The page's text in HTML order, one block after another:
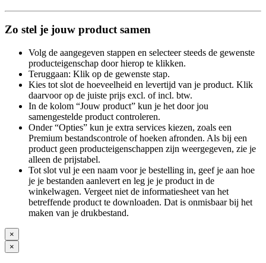
Zo stel je jouw product samen
Volg de aangegeven stappen en selecteer steeds de gewenste
producteigenschap door hierop te klikken.
Teruggaan: Klik op de gewenste stap.
Kies tot slot de hoeveelheid en levertijd van je product. Klik
daarvoor op de juiste prijs excl. of incl. btw.
In de kolom “Jouw product” kun je het door jou
samengestelde product controleren.
Onder “Opties” kun je extra services kiezen, zoals een
Premium bestandscontrole of hoeken afronden. Als bij een
product geen producteigenschappen zijn weergegeven, zie je
alleen de prijstabel.
Tot slot vul je een naam voor je bestelling in, geef je aan hoe
je je bestanden aanlevert en leg je je product in de
winkelwagen. Vergeet niet de informatiesheet van het
betreffende product te downloaden. Dat is onmisbaar bij het
maken van je drukbestand.
×
×